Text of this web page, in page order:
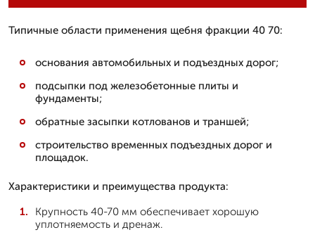
Типичные области применения щебня фракции 40 70:
основания автомобильных и подъездных дорог;
подсыпки под железобетонные плиты и
фундаменты;
обратные засыпки котлованов и траншей;
строительство временных подъездных дорог и
площадок.
Характеристики и преимущества продукта:
Крупность 40-70 мм обеспечивает хорошую
уплотняемость и дренаж.